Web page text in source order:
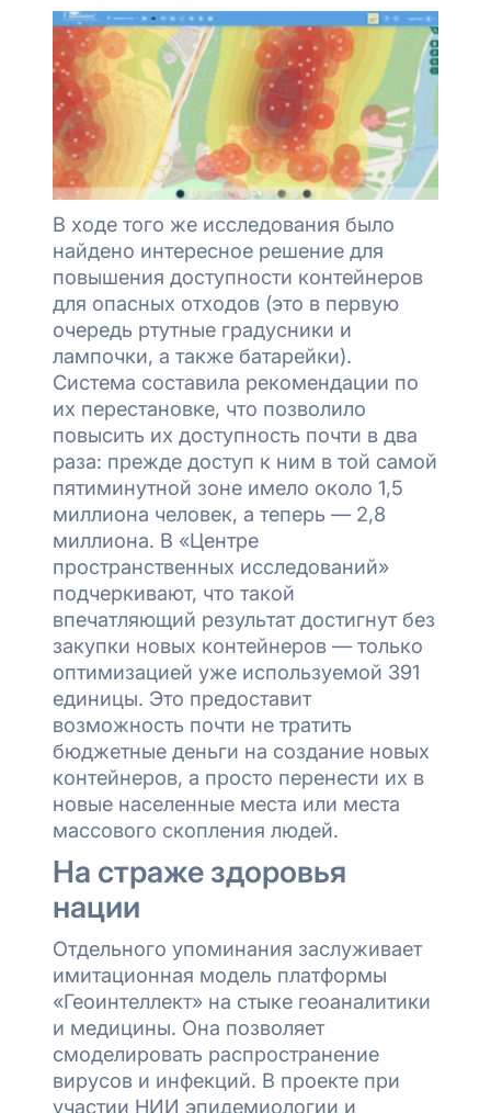
В ходе того же исследования было
найдено интересное решение для
повышения доступности контейнеров
для опасных отходов (это в первую
очередь ртутные градусники и
лампочки, а также батарейки).
Система составила рекомендации по
их перестановке, что позволило
повысить их доступность почти в два
раза: прежде доступ к ним в той самой
пятиминутной зоне имело около 1,5
миллиона человек, а теперь — 2,8
миллиона. В «Центре
пространственных исследований»
подчеркивают, что такой
впечатляющий результат достигнут без
закупки новых контейнеров — только
оптимизацией уже используемой 391
единицы. Это предоставит
возможность почти не тратить
бюджетные деньги на создание новых
контейнеров, а просто перенести их в
новые населенные места или места
массового скопления людей.
На страже здоровья
нации
Отдельного упоминания заслуживает
имитационная модель платформы
«Геоинтеллект» на стыке геоаналитики
и медицины. Она позволяет
смоделировать распространение
вирусов и инфекций. В проекте при
участии НИИ эпидемиологии и